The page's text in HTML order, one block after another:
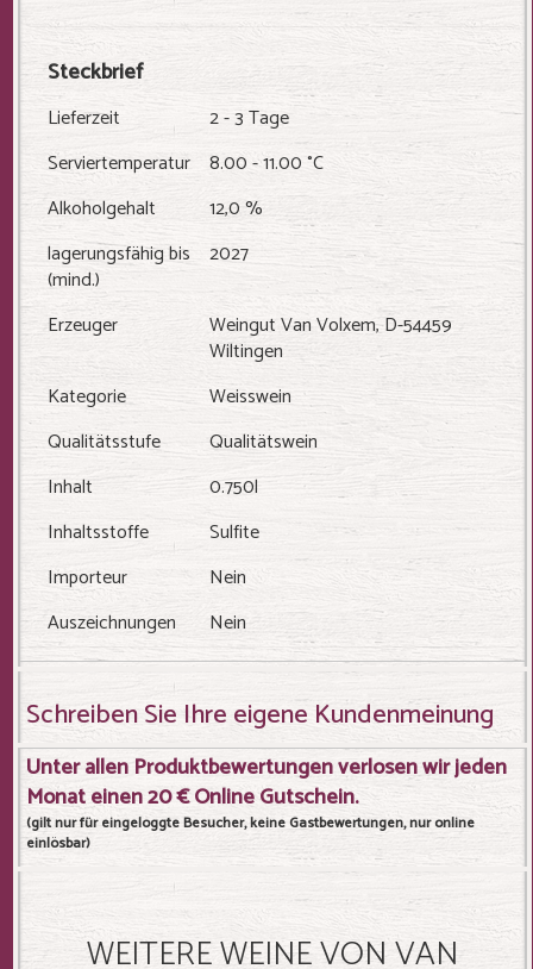
Steckbrief
Lieferzeit
2 - 3 Tage
Serviertemperatur 8.00 - 11.00 °C
Alkoholgehalt
12,0 %
lagerungsfähig bis
(mind.)
2027
Erzeuger
Weingut Van Volxem, D-54459
Wiltingen
Kategorie
Weisswein
Qualitätsstufe
Qualitätswein
Inhalt
0.750l
Inhaltsstoffe
Sulfite
Importeur
Nein
Auszeichnungen
Nein
Schreiben Sie Ihre eigene Kundenmeinung
Unter allen Produktbewertungen verlosen wir jeden
Monat einen 20 € Online Gutschein.
(gilt nur für eingeloggte Besucher, keine Gastbewertungen, nur online
einlösbar)
WEITERE WEINE VON VAN